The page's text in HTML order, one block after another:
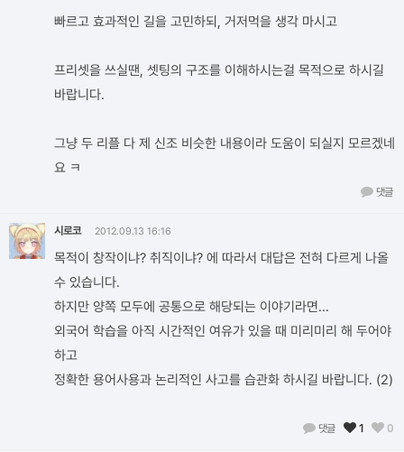
빠르고 효과적인 길을 고민하되, 거저먹을 생각 마시고
프리셋을 쓰실땐, 셋팅의 구조를 이해하시는걸 목적으로 하시길
바랍니다.
그냥 두 리플 다 제 신조 비슷한 내용이라 도움이 되실지 모르겠네
요 ㅋ
댓글
시로코 2012.09.13 16:16
목적이 창작이냐? 취직이냐? 에 따라서 대답은 전혀 다르게 나올
수 있습니다.
하지만 양쪽 모두에 공통으로 해당되는 이야기라면...
외국어 학습을 아직 시간적인 여유가 있을 때 미리미리 해 두어야
하고
정확한 용어사용과 논리적인 사고를 습관화 하시길 바랍니다. (2)
댓글 1 0